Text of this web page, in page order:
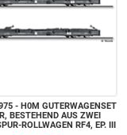
- H0M GÜTERWAGENSET
BESTEHEND AUS ZWEI
ROLLWAGEN RF4, EP. III